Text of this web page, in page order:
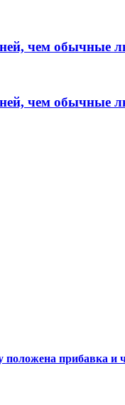
чем обычные
чем обычные
прибавка и